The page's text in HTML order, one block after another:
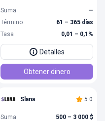
Suma
—
Término
61 – 365 días
Tasa
0,01 – 0,1%
Detalles
Obtener dinero
Slana 5.0
Suma
500 – 3 000 $